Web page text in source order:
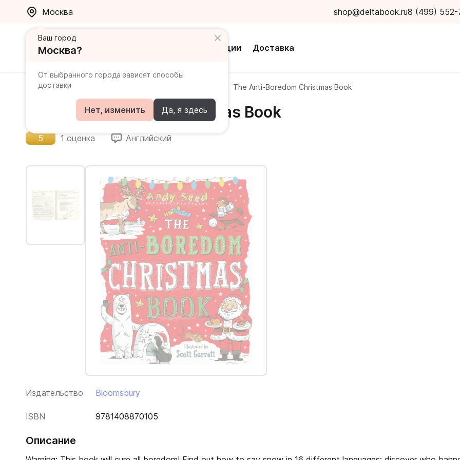
Москва shop@deltabook.ru8 (499) 552-
Акции Доставка
Ваш город
Москва?
От выбранного города зависят способы
доставки
Нет, изменить Да, я здесь
Главная Каталог The Anti-Boredom Christmas Book
The Anti-Boredom Christmas Book
5 1 оценка Английский
Издательство Bloomsbury
ISBN 9781408870105
Описание